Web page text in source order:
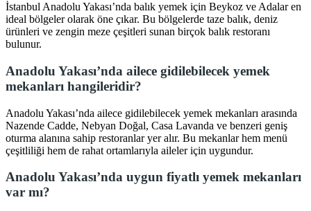
İstanbul Anadolu Yakası’nda balık yemek için Beykoz ve Adalar en
ideal bölgeler olarak öne çıkar. Bu bölgelerde taze balık, deniz
ürünleri ve zengin meze çeşitleri sunan birçok balık restoranı
bulunur.
Anadolu Yakası’nda ailece gidilebilecek yemek
mekanları hangileridir?
Anadolu Yakası’nda ailece gidilebilecek yemek mekanları arasında
Nazende Cadde, Nebyan Doğal, Casa Lavanda ve benzeri geniş
oturma alanına sahip restoranlar yer alır. Bu mekanlar hem menü
çeşitliliği hem de rahat ortamlarıyla aileler için uygundur.
Anadolu Yakası’nda uygun fiyatlı yemek mekanları
var mı?